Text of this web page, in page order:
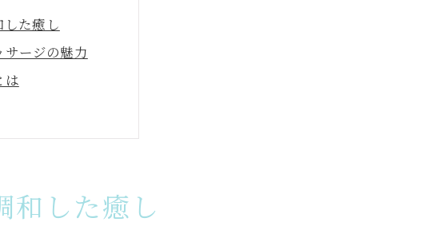
た癒し
ージの魅力
は
ゼーション効果
融合
の重要性
和した癒し